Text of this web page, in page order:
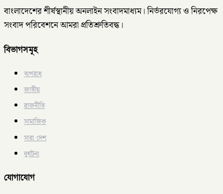
বাংলাদেশের শীর্ষস্থানীয় অনলাইন সংবাদমাধ্যম। নির্ভরযোগ্য ও নিরপেক্ষ
সংবাদ পরিবেশনে আমরা প্রতিশ্রুতিবদ্ধ।
বিভাগসমূহ
অপরাধ
জাতীয়
রাজনীতি
সামাজিক
সারা দেশ
দুর্ঘটনা
যোগাযোগ